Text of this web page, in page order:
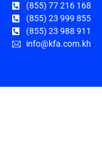
(855) 77 216 168
(855) 23 999 855
(855) 23 988 911
info@kfa.com.kh